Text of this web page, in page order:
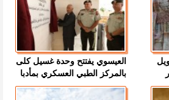
العيسوي يفتتح وحدة غسيل كلى
بالمركز الطبي العسكري بمأدبا